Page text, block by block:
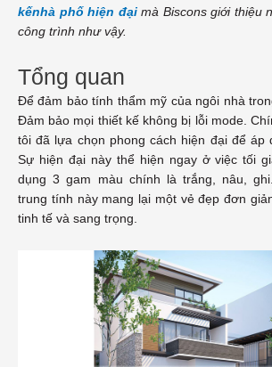
kếnhà phố hiện đại mà Biscons giới thiệu
công trình như vậy.
Tổng quan
Để đảm bảo tính thẩm mỹ của ngôi nhà
Đảm bảo mọi thiết kế không bị lỗi mode.
tôi đã lựa chọn phong cách hiện đại để áp
Sự hiện đại này thể hiện ngay ở việc tối
dụng 3 gam màu chính là trắng, nâu,
trung tính này mang lại một vẻ đẹp đơn
tinh tế và sang trọng.